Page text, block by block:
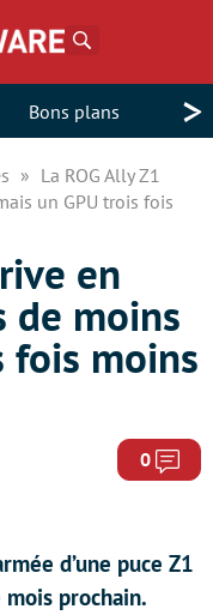
Bons plans >
La ROG Ally Z1
un GPU trois fois
en
de moins
fois moins
0
d’une puce Z1
prochain.